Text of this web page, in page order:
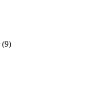
(9)